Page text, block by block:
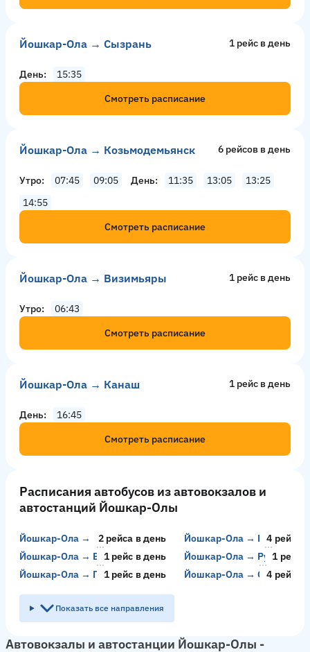
Йошкар-Ола → Сызрань 1 рейс в день
День
15:35
Смотреть расписание
Йошкар-Ола → Козьмодемьянск 6 рейсов в день
Утро 07:45 09:05 День 11:35 13:05
13:25
14:55
Смотреть расписание
Йошкар-Ола → Визимьяры 1 рейс в день
Утро
06:43
Смотреть расписание
Йошкар-Ола → Канаш 1 рейс в день
День
16:45
Смотреть расписание
Расписания автобусов из автовокзалов и
автостанций Йошкар-Олы
Йошкар-Ола → Елабуга2 рейсa в день Йошкар-Ола → Пермь
4 рейсa
Йошкар-Ола → Воткинск1 рейс в день Йошкар-Ола → Рузаевка
1 рейс
Йошкар-Ола → Галицкое1 рейс в день Йошкар-Ола → Санчурск
4 рейсa
Показать все направления
Автовокзалы и автостанции Йошкар-Олы -